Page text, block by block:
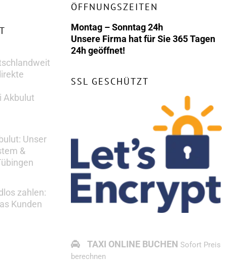
Akbulut
Unser
&
zahlen:
Kunden
ÖFFNUNGSZEITEN
Montag – Sonntag 24h
Unsere Firma hat für Sie 365 Tagen
24h geöffnet!
SSL GESCHÜTZT
TAXI ONLINE BUCHEN Sofort Preis
berechnen